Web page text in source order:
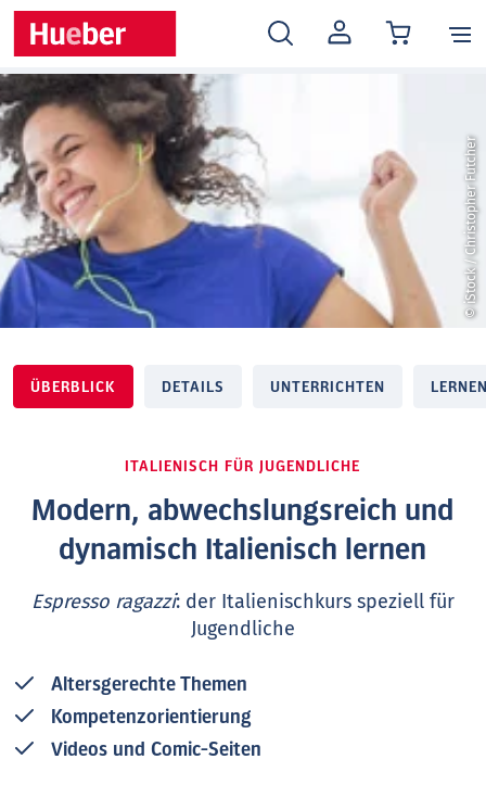
MEIN
KONTO
© iStock / Christopher Futcher
ÜBERBLICK DETAILS UNTERRICHTEN
ITALIENISCH FÜR JUGENDLICHE
Modern, abwechslungsreich und
dynamisch Italienisch lernen
Espresso ragazzi: der Italienischkurs speziell für
Jugendliche
Altersgerechte Themen
Kompetenzorientierung
Videos und Comic-Seiten